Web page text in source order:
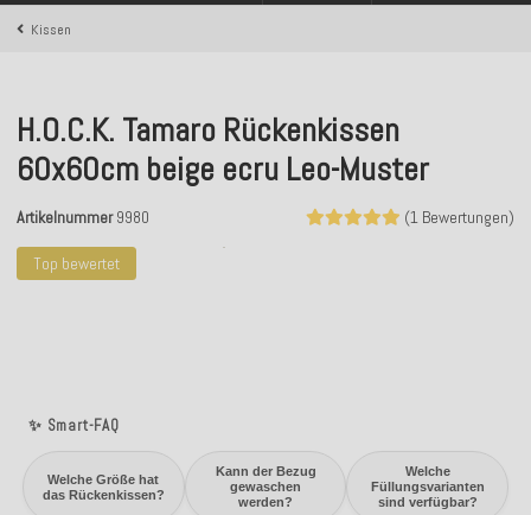
Sicher bezahlen mit Klarna, PayPal & Amazon Pay
Kostenloser Versand innerhalb Deutschlands ab 99€ Bestellwert
Kissen
Top bewertet
✨ Smart-FAQ
Welche Größe hat
das Rückenkissen?
Kann der Bezug
gewaschen
werden?
Welche
Füllungsvarianten
sind verfügbar?
H.O.C.K. Tamaro Rückenkissen
60x60cm beige ecru Leo-Muster
(1 Bewertungen)
Artikelnummer 9980